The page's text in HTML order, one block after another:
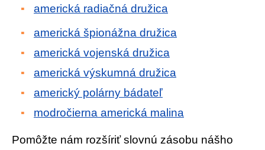
americká radiačná družica
americká špionážna družica
americká vojenská družica
americká výskumná družica
americký polárny bádateľ
modročierna americká malina
Pomôžte nám rozšíriť slovnú zásobu nášho